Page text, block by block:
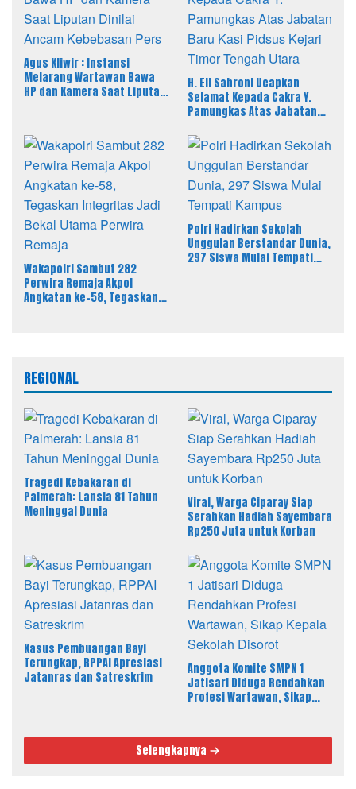
Agus Kliwir : Instansi
Melarang Wartawan Bawa
HP dan Kamera Saat Liputan
H. Eli Sahroni Ucapkan
Selamat Kepada Cakra Y.
Pamungkas Atas Jabatan
Timor Tengah Utara
Wakapolri Sambut 282
Perwira Remaja Akpol
Angkatan ke-58, Tegaskan
Polri Hadirkan Sekolah
Unggulan Berstandar Dunia,
297 Siswa Mulai Tempati
REGIONAL
Tragedi Kebakaran di
Palmerah: Lansia 81 Tahun
Meninggal Dunia
Viral, Warga Ciparay Siap
Serahkan Hadiah Sayembara
Rp250 Juta untuk Korban
Kasus Pembuangan Bayi
Terungkap, RPPAI Apresiasi
Jatanras dan Satreskrim
Anggota Komite SMPN 1
Jatisari Diduga Rendahkan
Profesi Wartawan, Sikap
Selengkapnya